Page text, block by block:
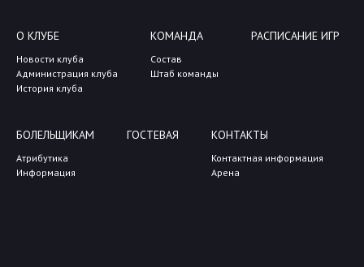
О КЛУБЕ
Новости клуба
Администрация клуба
История клуба
КОМАНДА
Состав
Штаб команды
РАСПИСАНИЕ ИГР
БОЛЕЛЬЩИКАМ
Атрибутика
Информация
ГОСТЕВАЯ КОНТАКТЫ
Контактная информация
Арена